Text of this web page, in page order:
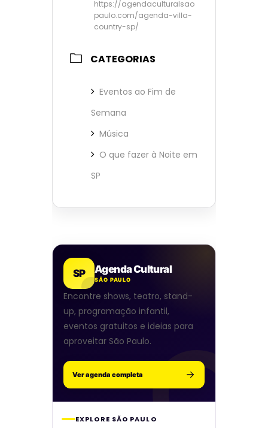
https://agendaculturalsao
paulo.com/agenda-villa-
country-sp/
CATEGORIAS
Eventos ao Fim de
Semana
Música
O que fazer à Noite em
SP
SP Agenda Cultural
SÃO PAULO
Encontre shows, teatro, stand-
up, programação infantil,
eventos gratuitos e ideias para
aproveitar São Paulo.
Ver agenda completa
EXPLORE SÃO PAULO